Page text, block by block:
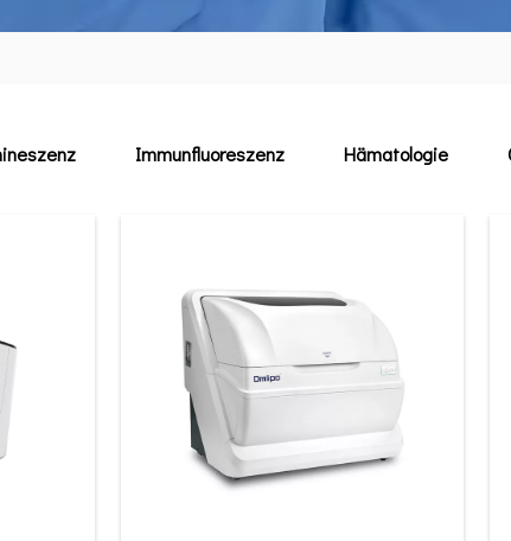
Immunfluoreszenz Hämatologie